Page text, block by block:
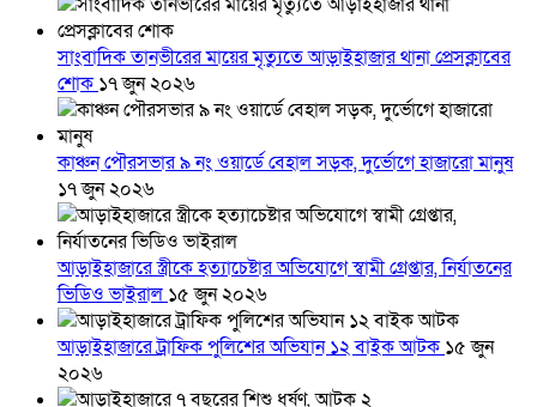
সাংবাদিক তানভীরের মায়ের মৃত্যুতে আড়াইহাজার থানা প্রেসক্লাবের
শোক ১৭ জুন ২০২৬
কাঞ্চন পৌরসভার ৯ নং ওয়ার্ডে বেহাল সড়ক, দুর্ভোগে হাজারো মানুষ
১৭ জুন ২০২৬
আড়াইহাজারে স্ত্রীকে হত্যাচেষ্টার অভিযোগে স্বামী গ্রেপ্তার, নির্যাতনের
ভিডিও ভাইরাল ১৫ জুন ২০২৬
আড়াইহাজারে ট্রাফিক পুলিশের অভিযান ১২ বাইক আটক ১৫ জুন
২০২৬